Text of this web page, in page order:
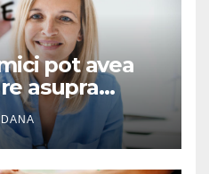
pot avea
asupra